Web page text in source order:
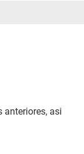
anteriores, asi